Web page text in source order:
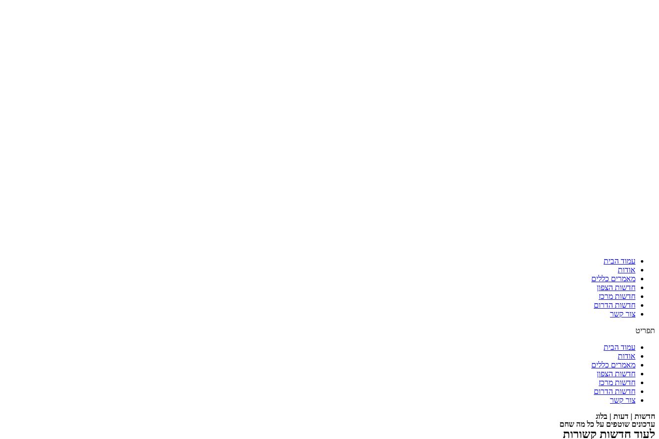
עמוד הבית
אודות
מאמרים כללים
חדשות הצפון
חדשות מרכז
חדשות הדרום
צור קשר
תפריט
עמוד הבית
אודות
מאמרים כללים
חדשות הצפון
חדשות מרכז
חדשות הדרום
צור קשר
חדשות | דעות | בלוג
עדכונים שוטפים על כל מה שחם
לעוד חדשות קשורות